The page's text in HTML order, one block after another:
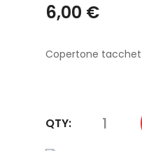
6,00 €
Copertone
QTY: